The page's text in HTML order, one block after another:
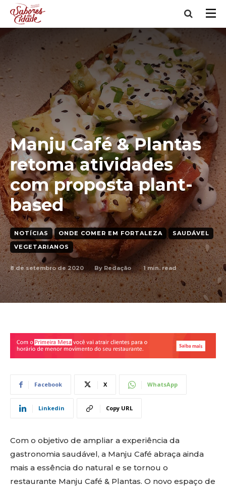
Manju Café & Plantas
retoma atividades
com proposta plant-
based
NOTÍCIAS ONDE COMER EM FORTALEZA
SAUDÁVEL
VEGETARIANOS
8 de setembro de 2020 By Redação 1min. read
Facebook X WhatsApp
Linkedin Copy URL
Com o objetivo de ampliar a experiência da
gastronomia saudável, a Manju Café abraça ainda
mais a essência do natural e se tornou o
restaurante Manju Café & Plantas. O novo espaço de